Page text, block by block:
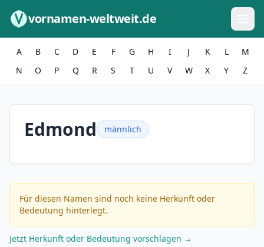
vornamen-weltweit.de
A B C D E F G H I J K L
M
N
O P Q R S T U V W X Y Z
Edmond männlich
Für diesen Namen sind noch keine Herkunft oder
Bedeutung hinterlegt.
Jetzt Herkunft oder Bedeutung vorschlagen →